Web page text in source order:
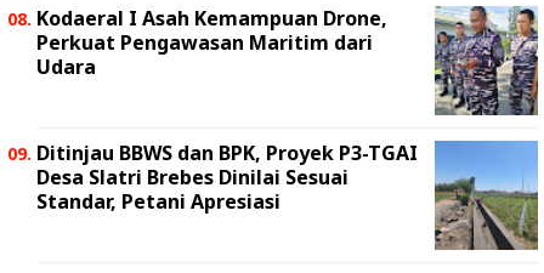
Kodaeral I Asah Kemampuan Drone,
Perkuat Pengawasan Maritim dari
Udara
Ditinjau BBWS dan BPK, Proyek P3-TGAI
Desa Slatri Brebes Dinilai Sesuai
Standar, Petani Apresiasi